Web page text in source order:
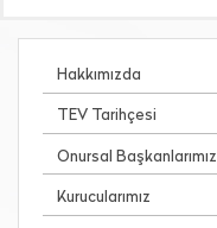
Hakkımızda
TEV Tarihçesi
Onursal Başkanlarımız
Kurucularımız